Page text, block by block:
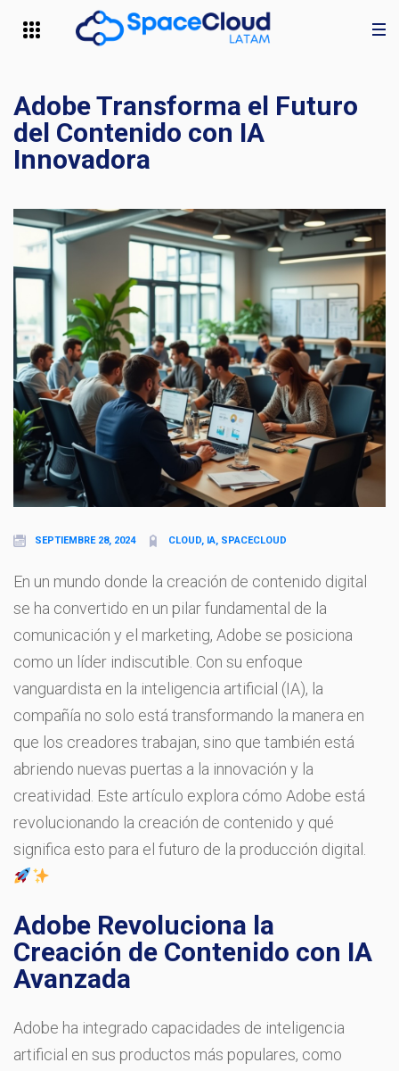
Adobe Transforma el Futuro
del Contenido con IA
Innovadora
SEPTIEMBRE 28, 2024 CLOUD, IA, SPACECLOUD
En un mundo donde la creación de contenido digital
se ha convertido en un pilar fundamental de la
comunicación y el marketing, Adobe se posiciona
como un líder indiscutible. Con su enfoque
vanguardista en la inteligencia artificial (IA), la
compañía no solo está transformando la manera en
que los creadores trabajan, sino que también está
abriendo nuevas puertas a la innovación y la
creatividad. Este artículo explora cómo Adobe está
revolucionando la creación de contenido y qué
significa esto para el futuro de la producción digital.
Adobe Revoluciona la
Creación de Contenido con IA
Avanzada
Adobe ha integrado capacidades de inteligencia
artificial en sus productos más populares, como